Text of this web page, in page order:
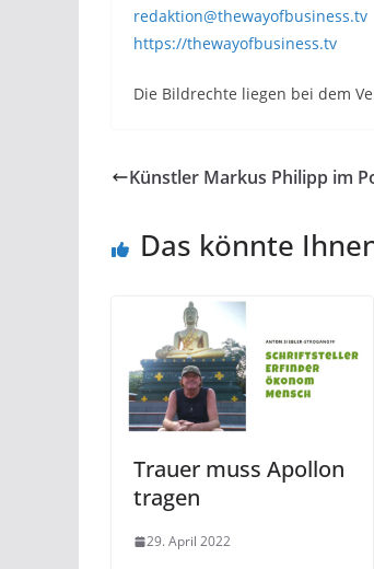
redaktion@thewayofbusiness.tv
https://thewayofbusiness.tv
Die Bildrechte liegen bei dem
Künstler Markus Philipp im
Das könnte
Trauer muss Apollon
tragen
29. April 2022